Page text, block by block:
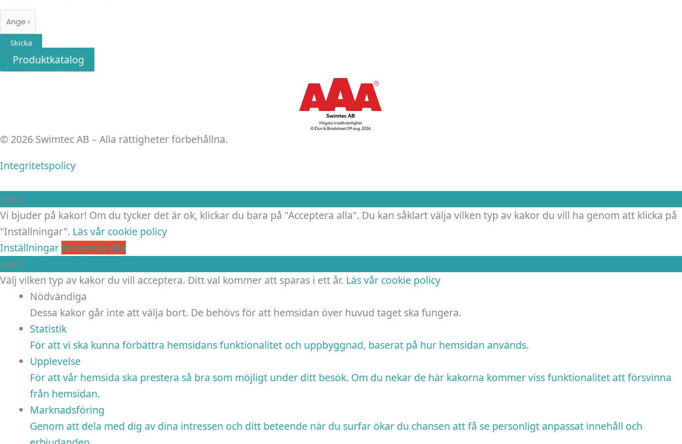
E-
post
Skicka
Produktkatalog
© 2026 Swimtec AB – Alla rättigheter förbehållna.
Integritetspolicy
Kakor
Vi bjuder på kakor! Om du tycker det är ok, klickar du bara på "Acceptera alla". Du kan såklart välja vilken typ av kakor du vill ha genom att klicka på
"Inställningar". Läs vår cookie policy
InställningarAcceptera alla
Kakor
Välj vilken typ av kakor du vill acceptera. Ditt val kommer att sparas i ett år. Läs vår cookie policy
Nödvändiga
Dessa kakor går inte att välja bort. De behövs för att hemsidan över huvud taget ska fungera.
Statistik
För att vi ska kunna förbättra hemsidans funktionalitet och uppbyggnad, baserat på hur hemsidan används.
Upplevelse
För att vår hemsida ska prestera så bra som möjligt under ditt besök. Om du nekar de här kakorna kommer viss funktionalitet att försvinna
från hemsidan.
Marknadsföring
Genom att dela med dig av dina intressen och ditt beteende när du surfar ökar du chansen att få se personligt anpassat innehåll och